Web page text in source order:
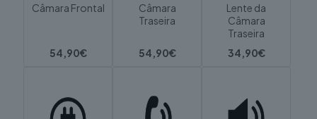
Câmara Frontal
54,90€
Câmara
Traseira
54,90€
Lente da
Câmara
Traseira
34,90€